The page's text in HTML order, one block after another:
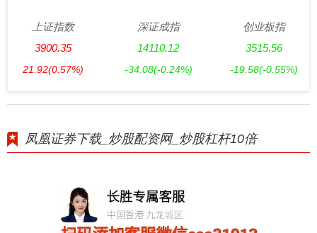
上证指数
3900.35
21.92(0.57%)
深证成指
14110.12
-34.08(-0.24%)
创业板指
3515.56
-19.58(-0.55%)
凤凰证券下载_炒股配资网_炒股杠杆10倍